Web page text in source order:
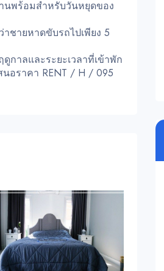
นพร้อมสำหรับวันหยุดของ
ชายหาดขับรถไปเพียง 5
กาลและระยะเวลาที่เข้าพัก
อราคา RENT / H / 095